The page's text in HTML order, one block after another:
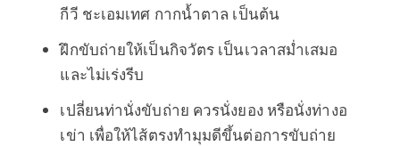
กีวี ชะเอมเทศ กากน้ำตาล เป็นต้น
ฝึกขับถ่ายให้เป็นกิจวัตร เป็นเวลาสม่ำเสมอ
และไม่เร่งรีบ
เปลี่ยนท่านั่งขับถ่าย ควรนั่งยอง หรือนั่งท่างอ
เข่า เพื่อให้ไส้ตรงทำมุมดีขึ้นต่อการขับถ่าย